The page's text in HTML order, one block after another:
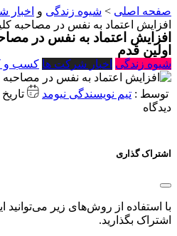
صفحه اصلی > شیوه زندگی و اخبار
افزایش اعتماد به نفس در مصاحبه
افزایش اعتماد به نفس در
اولین قدم
شیوه زندگی اخبار شرکت ها کسب و
توسط : تیم نویسندگی نیومد تاریخ
دیدگاه
اشتراک گذاری
با استفاده از روش‌های زیر می‌توانید
اشتراک بگذارید.